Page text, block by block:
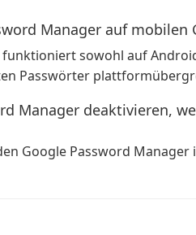
Manager auf mobilen
funktioniert sowohl auf
Passwörter
Manager deaktivieren,
Google Password